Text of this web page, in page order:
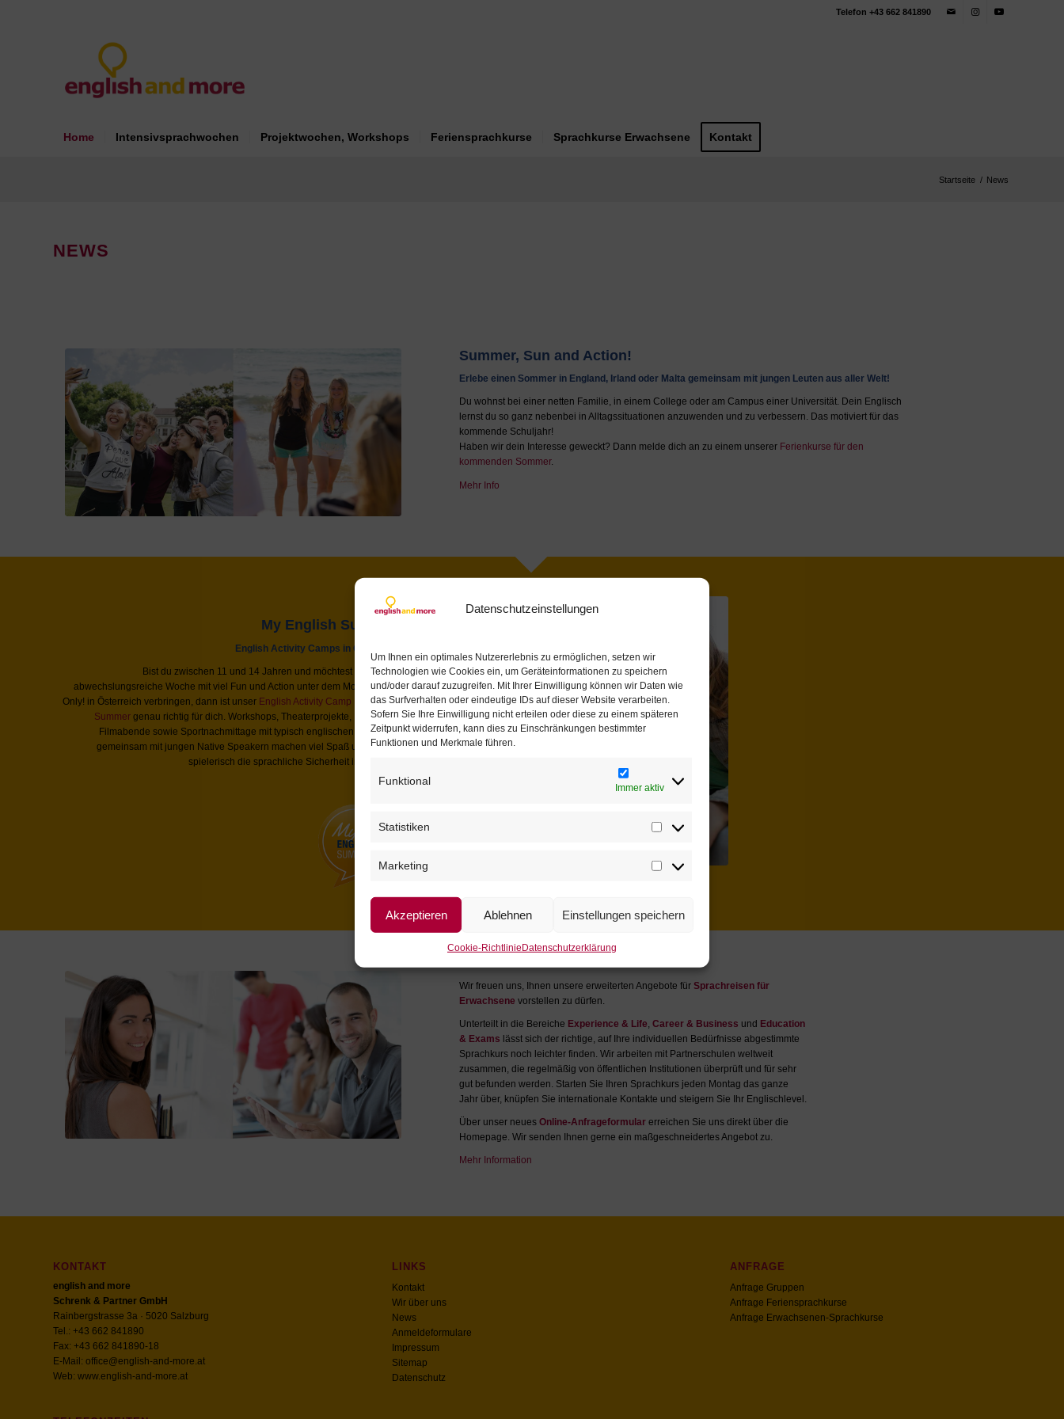
Datenschutzeinstellungen
Um Ihnen ein optimales Nutzererlebnis zu ermöglichen, setzen wir
Technologien wie Cookies ein, um Geräteinformationen zu speichern
und/oder darauf zuzugreifen. Mit Ihrer Einwilligung können wir Daten wie
das Surfverhalten oder eindeutige IDs auf dieser Website verarbeiten.
Sofern Sie Ihre Einwilligung nicht erteilen oder diese zu einem späteren
Zeitpunkt widerrufen, kann dies zu Einschränkungen bestimmter
Funktionen und Merkmale führen.
Funktional
Immer aktiv
Statistiken
Statistiken
Marketing
Marketing
Akzeptieren Ablehnen Einstellungen speichern
Cookie-Richtlinie Datenschutzerklärung
Telefon +43 662 841890
Home Intensivsprachwochen Projektwochen, Workshops Feriensprachkurse Sprachkurse Erwachsene Kontakt
Startseite / News
NEWS
Summer, Sun and Action!
Erlebe einen Sommer in England, Irland oder Malta gemeinsam mit jungen Leuten aus aller Welt!
Du wohnst bei einer netten Familie, in einem College oder am Campus einer Universität. Dein Englisch
lernst du so ganz nebenbei in Alltagssituationen anzuwenden und zu verbessern. Das motiviert für das
kommende Schuljahr!
Haben wir dein Interesse geweckt? Dann melde dich an zu einem unserer Ferienkurse für den
kommenden Sommer.
Mehr Info
My English Summer
English Activity Camps in Österreich
Bist du zwischen 11 und 14 Jahren und möchtest gerne eine
abwechslungsreiche Woche mit viel Fun und Action unter dem Motto English
Only! in Österreich verbringen, dann ist unser English Activity Camp My English
Summer genau richtig für dich. Workshops, Theaterprojekte, Musik- und
Filmabende sowie Sportnachmittage mit typisch englischen Sportarten
gemeinsam mit jungen Native Speakern machen viel Spaß und fördern
spielerisch die sprachliche Sicherheit in Englisch.
Mehr Info
Wir freuen uns, Ihnen unsere erweiterten Angebote fürSprachreisen für
Erwachsene vorstellen zu dürfen.
Unterteilt in die Bereiche Experience & Life,Career & Business und Education
& Exams lässt sich der richtige, auf Ihre individuellen Bedürfnisse abgestimmte
Sprachkurs noch leichter finden. Wir arbeiten mit Partnerschulen weltweit
zusammen, die regelmäßig von öffentlichen Institutionen überprüft und für sehr
gut befunden werden. Starten Sie Ihren Sprachkurs jeden Montag das ganze
Jahr über, knüpfen Sie internationale Kontakte und steigern Sie Ihr Englischlevel.
Über unser neuesOnline-Anfrageformular erreichen Sie uns direkt über die
Homepage. Wir senden Ihnen gerne ein maßgeschneidertes Angebot zu.
Mehr Information
KONTAKT
english and more
Schrenk & Partner GmbH
Rainbergstrasse 3a · 5020 Salzburg
Tel.: +43 662 841890
Fax: +43 662 841890-18
E-Mail: office@english-and-more.at
Web: www.english-and-more.at
LINKS
Kontakt
Wir über uns
News
Anmeldeformulare
Impressum
Sitemap
Datenschutz
ANFRAGE
Anfrage Gruppen
Anfrage Feriensprachkurse
Anfrage Erwachsenen-Sprachkurse